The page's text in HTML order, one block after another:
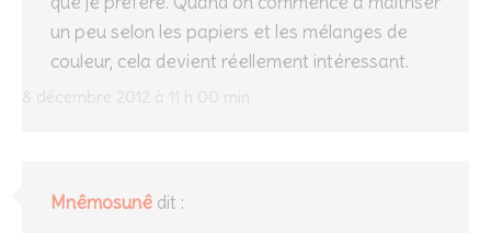
8 décembre 2012 à 11 h 00 min
un peu selon les papiers et les mélanges de
couleur, cela devient réellement intéressant.
Mnêmosunê dit :